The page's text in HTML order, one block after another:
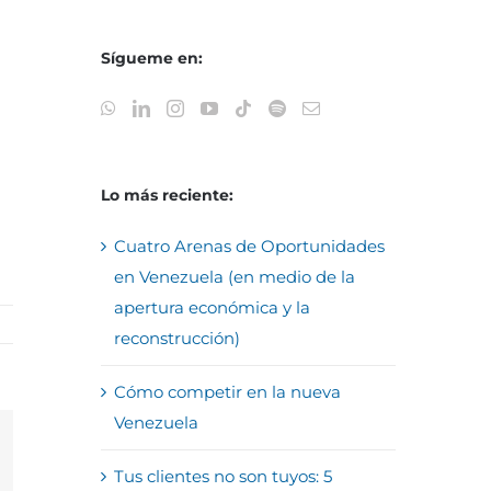
Sígueme en:
Lo más reciente:
Cuatro Arenas de Oportunidades
en Venezuela (en medio de la
apertura económica y la
reconstrucción)
Cómo competir en la nueva
Venezuela
Tus clientes no son tuyos: 5